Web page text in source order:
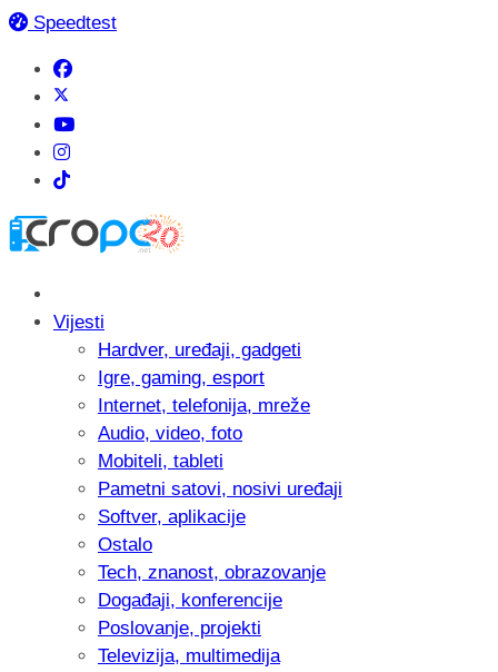
Speedtest
Vijesti
Hardver, uređaji, gadgeti
Igre, gaming, esport
Internet, telefonija, mreže
Audio, video, foto
Mobiteli, tableti
Pametni satovi, nosivi uređaji
Softver, aplikacije
Ostalo
Tech, znanost, obrazovanje
Događaji, konferencije
Poslovanje, projekti
Televizija, multimedija